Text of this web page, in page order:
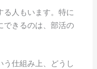
る人もいます。特に
できるのは、部活の
う仕組み上、どうし